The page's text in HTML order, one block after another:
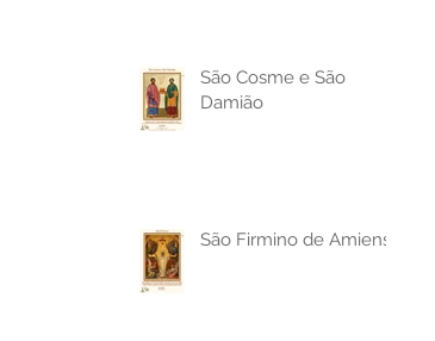
São Cosme e São
Damião
São Firmino de Amiens